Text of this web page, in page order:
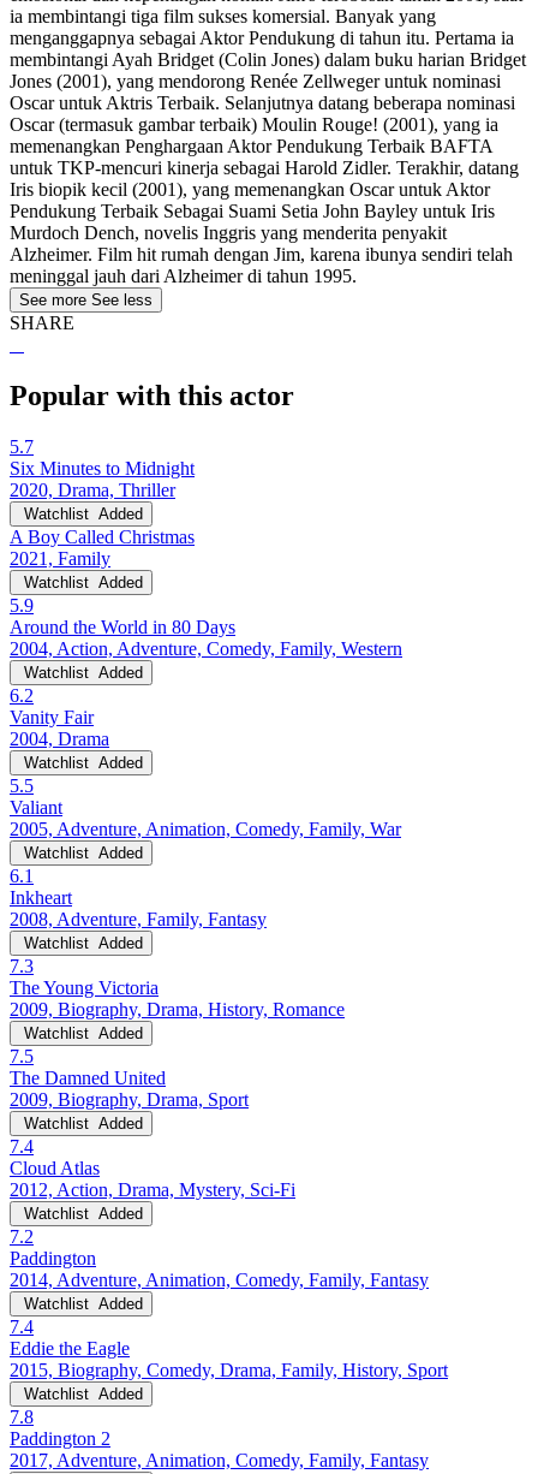
ia membintangi tiga film sukses komersial. Banyak yang
menganggapnya sebagai Aktor Pendukung di tahun itu. Pertama ia
membintangi Ayah Bridget (Colin Jones) dalam buku harian Bridget
Jones (2001), yang mendorong Renée Zellweger untuk nominasi
Oscar untuk Aktris Terbaik. Selanjutnya datang beberapa nominasi
Oscar (termasuk gambar terbaik) Moulin Rouge! (2001), yang ia
memenangkan Penghargaan Aktor Pendukung Terbaik BAFTA
untuk TKP-mencuri kinerja sebagai Harold Zidler. Terakhir, datang
Iris biopik kecil (2001), yang memenangkan Oscar untuk Aktor
Pendukung Terbaik Sebagai Suami Setia John Bayley untuk Iris
Murdoch Dench, novelis Inggris yang menderita penyakit
Alzheimer. Film hit rumah dengan Jim, karena ibunya sendiri telah
meninggal jauh dari Alzheimer di tahun 1995.
See more See less
SHARE
Popular with this actor
5.7
Six Minutes to Midnight
2020, Drama, Thriller
Watchlist Added
A Boy Called Christmas
2021, Family
Watchlist Added
5.9
Around the World in 80 Days
2004, Action, Adventure, Comedy, Family, Western
Watchlist Added
6.2
Vanity Fair
2004, Drama
Watchlist Added
5.5
Valiant
2005, Adventure, Animation, Comedy, Family, War
Watchlist Added
6.1
Inkheart
2008, Adventure, Family, Fantasy
Watchlist Added
7.3
The Young Victoria
2009, Biography, Drama, History, Romance
Watchlist Added
7.5
The Damned United
2009, Biography, Drama, Sport
Watchlist Added
7.4
Cloud Atlas
2012, Action, Drama, Mystery, Sci-Fi
Watchlist Added
7.2
Paddington
2014, Adventure, Animation, Comedy, Family, Fantasy
Watchlist Added
7.4
Eddie the Eagle
2015, Biography, Comedy, Drama, Family, History, Sport
Watchlist Added
7.8
Paddington 2
2017, Adventure, Animation, Comedy, Family, Fantasy